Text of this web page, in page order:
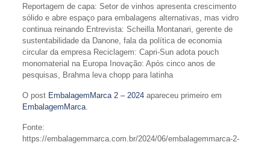
Reportagem de capa: Setor de vinhos apresenta crescimento
sólido e abre espaço para embalagens alternativas, mas vidro
continua reinando Entrevista: Scheilla Montanari, gerente de
sustentabilidade da Danone, fala da política de economia
circular da empresa Reciclagem: Capri-Sun adota pouch
monomaterial na Europa Inovação: Após cinco anos de
pesquisas, Brahma leva chopp para latinha
O post EmbalagemMarca 2 – 2024apareceu primeiro em
EmbalagemMarca.
Fonte:
https://embalagemmarca.com.br/2024/06/embalagemmarca-2-